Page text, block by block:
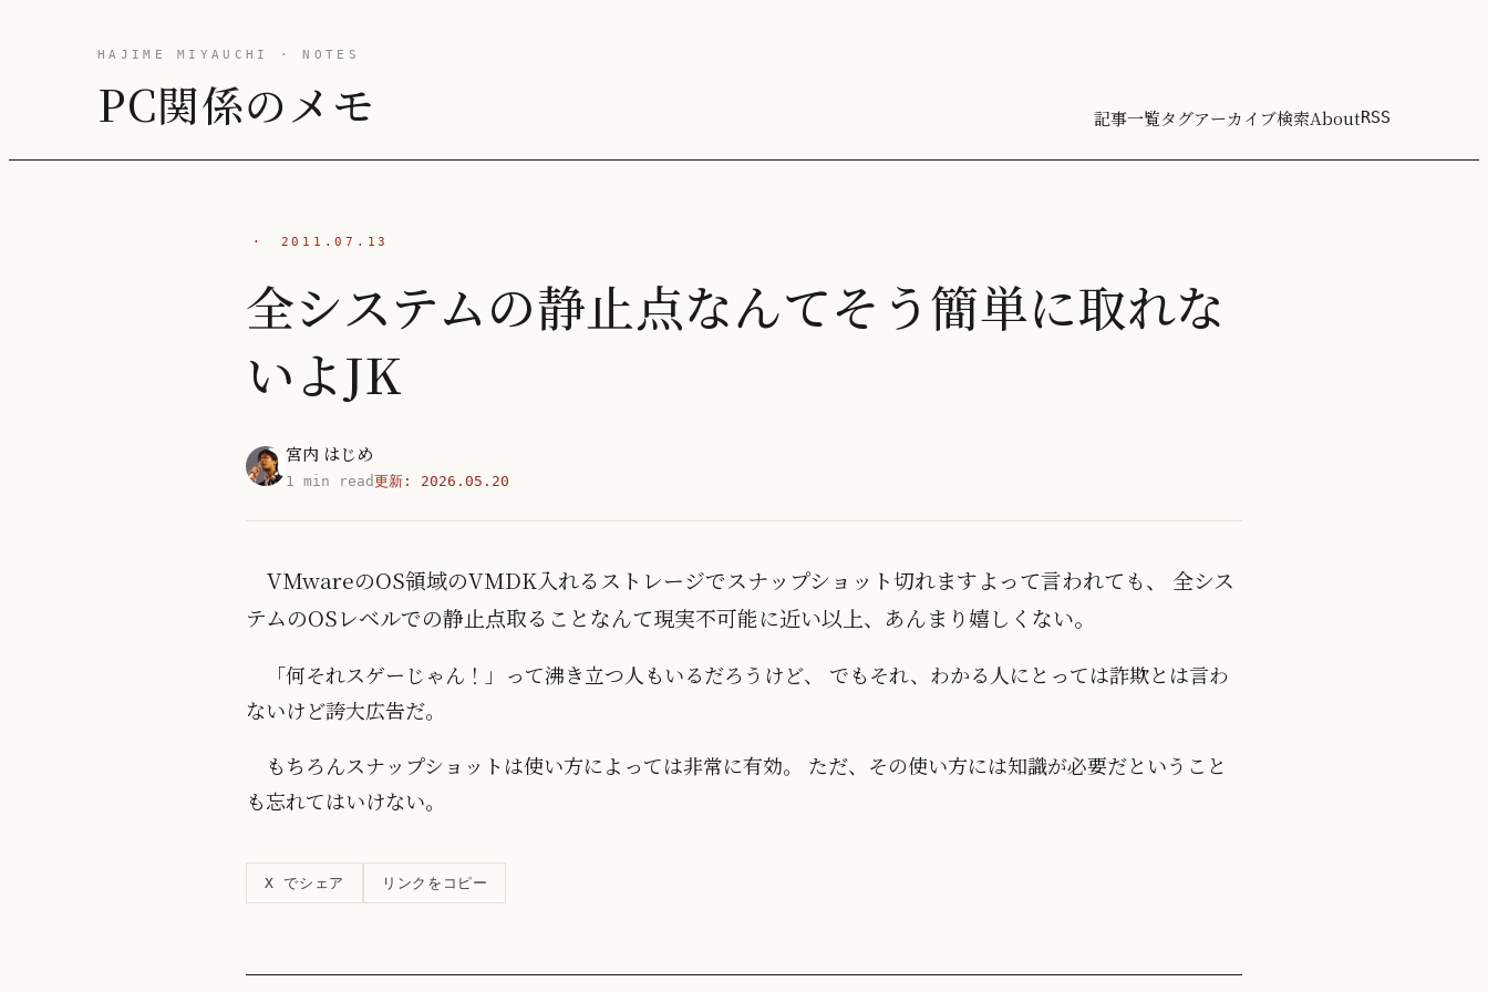
HAJIME MIYAUCHI · NOTES
PC関係のメモ 記事一覧タグアーカイブ検索AboutRSS
· 2011.07.13
全システムの静止点なんてそう簡単に取れな
いよJK
宮内 はじめ
1 min read更新: 2026.05.20
VMwareのOS領域のVMDK入れるストレージでスナップショット切れますよって言われても、 全シス
テムのOSレベルでの静止点取ることなんて現実不可能に近い以上、あんまり嬉しくない。
「何それスゲーじゃん！」って沸き立つ人もいるだろうけど、 でもそれ、わかる人にとっては詐欺とは言わ
ないけど誇大広告だ。
もちろんスナップショットは使い方によっては非常に有効。 ただ、その使い方には知識が必要だということ
も忘れてはいけない。
X でシェア リンクをコピー